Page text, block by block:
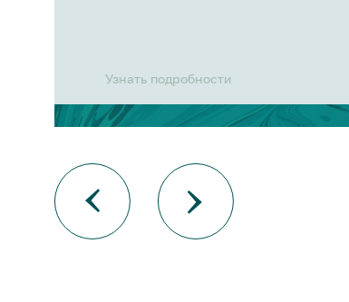
Узнать подробности